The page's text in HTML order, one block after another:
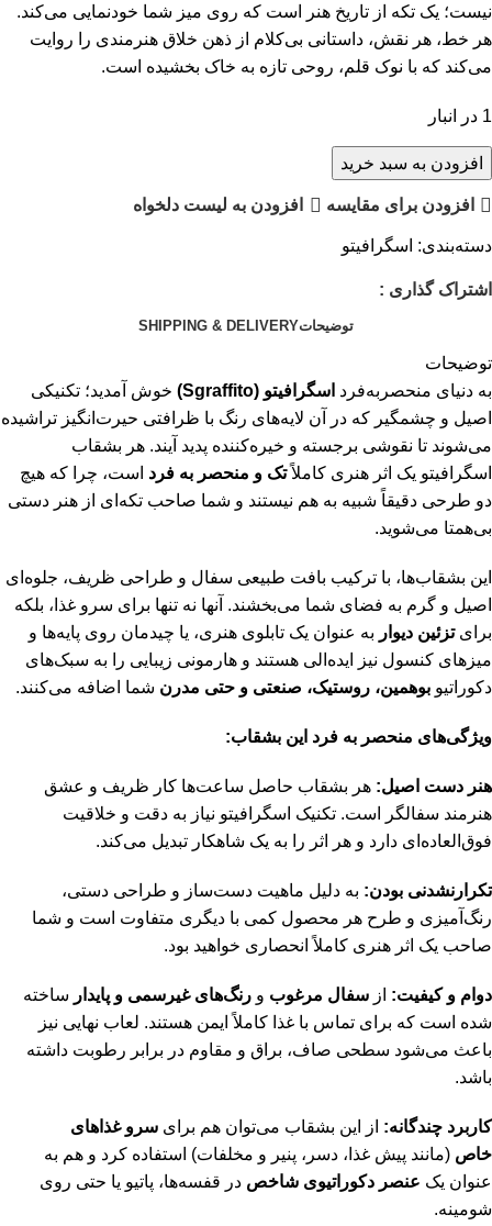
نیست؛ یک تکه از تاریخ هنر است که روی میز شما خودنمایی می‌کند.
هر خط، هر نقش، داستانی بی‌کلام از ذهن خلاق هنرمندی را روایت
می‌کند که با نوک قلم، روحی تازه به خاک بخشیده است.
1 در انبار
افزودن به سبد خرید
افزودن برای مقایسه افزودن به لیست دلخواه
دسته‌بندی: اسگرافیتو
اشتراک گذاری :
توضیحاتSHIPPING & DELIVERY
توضیحات
به دنیای منحصربه‌فرد اسگرافیتو (Sgraffito)
خوش آمدید؛ تکنیکی
اصیل و چشمگیر که در آن لایه‌های رنگ با ظرافتی حیرت‌انگیز تراشیده
می‌شوند تا نقوشی برجسته و خیره‌کننده پدید آیند. هر بشقاب
اسگرافیتو یک اثر هنری کاملاًتک و منحصر به فرد است، چرا که هیچ
دو طرحی دقیقاً شبیه به هم نیستند و شما صاحب تکه‌ای از هنر دستی
بی‌همتا می‌شوید.
این بشقاب‌ها، با ترکیب بافت طبیعی سفال و طراحی ظریف، جلوه‌ای
اصیل و گرم به فضای شما می‌بخشند. آنها نه تنها برای سرو غذا، بلکه
برایتزئین دیوار به عنوان یک تابلوی هنری، یا چیدمان روی پایه‌ها و
میزهای کنسول نیز ایده‌الی هستند و هارمونی زیبایی را به سبک‌های
دکوراتیو بوهمین، روستیک، صنعتی و حتی مدرن شما اضافه می‌کنند.
ویژگی‌های منحصر به فرد این بشقاب:
هنر دست اصیل: هر بشقاب حاصل ساعت‌ها کار ظریف و عشق
هنرمند سفالگر است. تکنیک اسگرافیتو نیاز به دقت و خلاقیت
فوق‌العاده‌ای دارد و هر اثر را به یک شاهکار تبدیل می‌کند.
تکرارنشدنی بودن: به دلیل ماهیت دست‌ساز و طراحی دستی،
رنگ‌آمیزی و طرح هر محصول کمی با دیگری متفاوت است و شما
صاحب یک اثر هنری کاملاً انحصاری خواهید بود.
دوام و کیفیت: از سفال مرغوب و رنگ‌های غیرسمی و پایدار ساخته
شده است که برای تماس با غذا کاملاً ایمن هستند. لعاب نهایی نیز
باعث می‌شود سطحی صاف، براق و مقاوم در برابر رطوبت داشته
باشد.
کاربرد چندگانه: از این بشقاب می‌توان هم برای سرو غذاهای
خاص (مانند پیش غذا، دسر، پنیر و مخلفات) استفاده کرد و هم به
عنوان یک عنصر دکوراتیوی شاخص در قفسه‌ها، پاتیو یا حتی روی
شومینه.